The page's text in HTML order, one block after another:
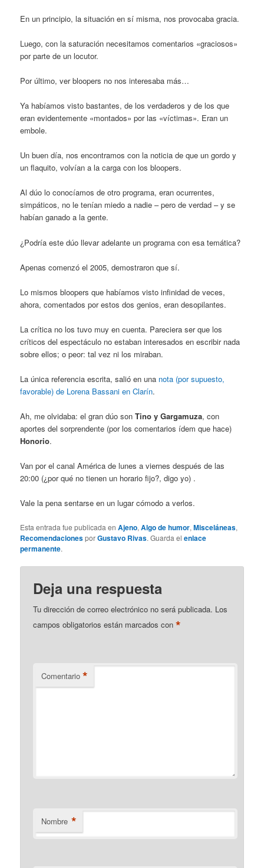
En un principio, la situación en sí misma, nos provocaba gracia.
Luego, con la saturación necesitamos comentarios «graciosos»
por parte de un locutor.
Por último, ver bloopers no nos interesaba más…
Ya habíamos visto bastantes, de los verdaderos y de los que
eran evidentemente «montados» por las «víctimas». Eran un
embole.
Un buen día, nos encontramos con la noticia de que un gordo y
un flaquito, volvían a la carga con los bloopers.
Al dúo lo conocíamos de otro programa, eran ocurrentes,
simpáticos, no le tenían miedo a nadie – pero de verdad – y se
habían ganado a la gente.
¿Podría este dúo llevar adelante un programa con esa temática?
Apenas comenzó el 2005, demostraron que sí.
Lo mismos bloopers que habíamos visto infinidad de veces,
ahora, comentados por estos dos genios, eran desopilantes.
La crítica no los tuvo muy en cuenta. Pareciera ser que los
críticos del espectáculo no estaban interesados en escribir nada
sobre ellos; o peor: tal vez ni los miraban.
La única referencia escrita, salió en una nota (por supuesto,
favorable) de Lorena Bassani en Clarín.
Ah, me olvidaba: el gran dúo sonTino y Gargamuza, con
aportes del sorprendente (por los comentarios ídem que hace)
Honorio.
Van por el canal América de lunes a viernes después de las
20:00 (¿por qué no tienen un horario fijo?, digo yo) .
Vale la pena sentarse en un lugar cómodo a verlos.
Esta entrada fue publicada enAjeno,Algo de humor,Misceláneas,
RecomendacionesporGustavo Rivas. Guarda elenlace
permanente.
Deja una respuesta
Tu dirección de correo electrónico no será publicada. Los
campos obligatorios están marcados con*
Comentario *
Nombre *